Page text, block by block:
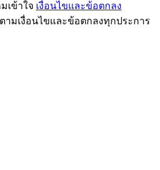
เข้าใจ เงื่อนไขและข้อตกลง
ามเงื่อนไขและข้อตกลงทุกประการ